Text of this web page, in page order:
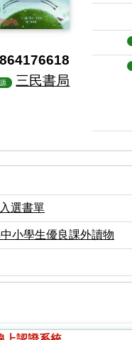
三民書局
選書單
小學生優良課外讀物